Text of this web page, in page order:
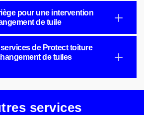
pour une intervention
de tuile
de Protect toiture
de tuiles
services